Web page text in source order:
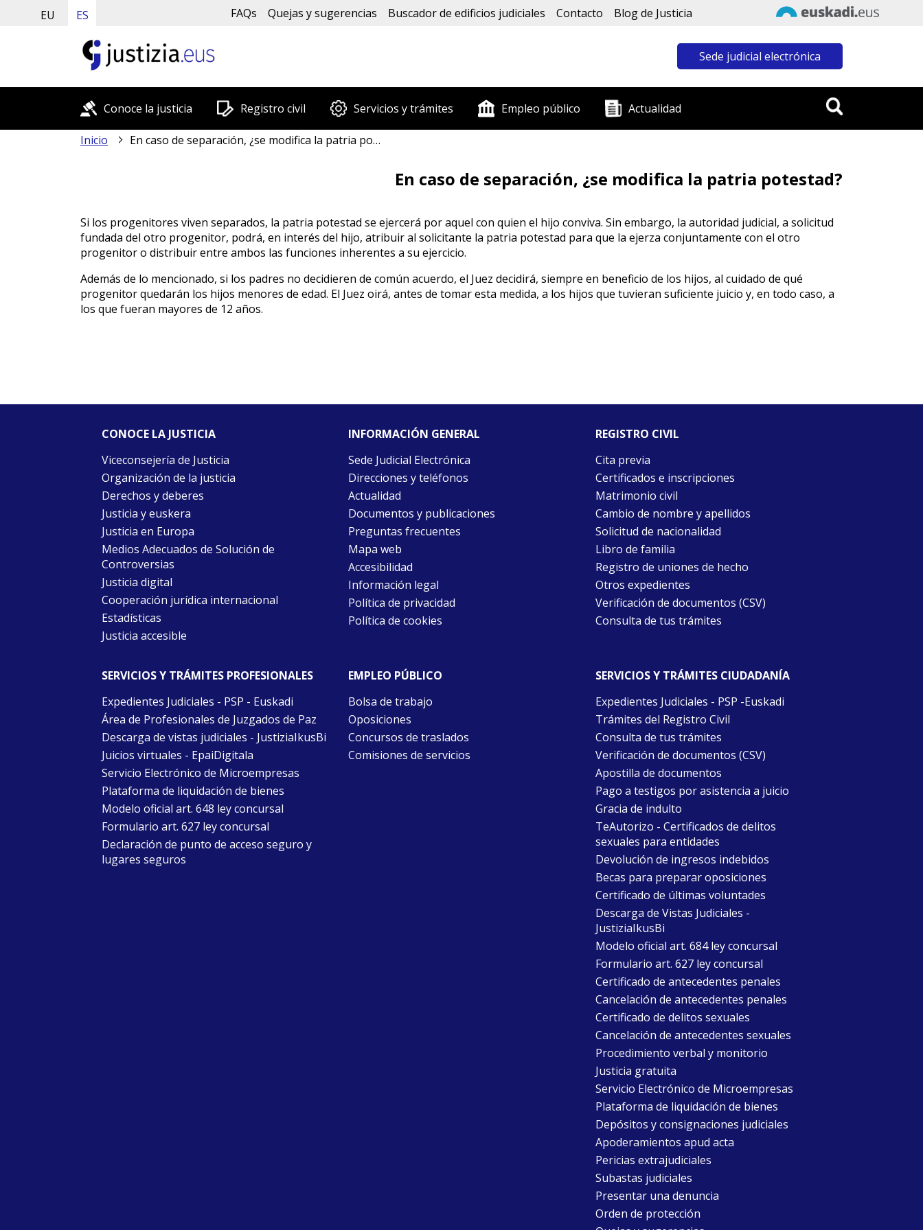
EU ES FAQs Quejas y sugerencias Buscador de edificios judiciales Contacto Blog de Justicia
Sede judicial electrónica
Conoce la justicia Registro civil Servicios y trámites Empleo público Actualidad
Inicio En caso de separación, ¿se modifica la patria potestad?
En caso de separación, ¿se modifica la patria potestad?
Si los progenitores viven separados, la patria potestad se ejercerá por aquel con quien el hijo conviva. Sin embargo, la autoridad judicial, a solicitud
fundada del otro progenitor, podrá, en interés del hijo, atribuir al solicitante la patria potestad para que la ejerza conjuntamente con el otro
progenitor o distribuir entre ambos las funciones inherentes a su ejercicio.
Además de lo mencionado, si los padres no decidieren de común acuerdo, el Juez decidirá, siempre en beneficio de los hijos, al cuidado de qué
progenitor quedarán los hijos menores de edad. El Juez oirá, antes de tomar esta medida, a los hijos que tuvieran suficiente juicio y, en todo caso, a
los que fueran mayores de 12 años.
CONOCE LA JUSTICIA
Viceconsejería de Justicia
Organización de la justicia
Derechos y deberes
Justicia y euskera
Justicia en Europa
Medios Adecuados de Solución de
Controversias
Justicia digital
Cooperación jurídica internacional
Estadísticas
Justicia accesible
INFORMACIÓN GENERAL
Sede Judicial Electrónica
Direcciones y teléfonos
Actualidad
Documentos y publicaciones
Preguntas frecuentes
Mapa web
Accesibilidad
Información legal
Política de privacidad
Política de cookies
REGISTRO CIVIL
Cita previa
Certificados e inscripciones
Matrimonio civil
Cambio de nombre y apellidos
Solicitud de nacionalidad
Libro de familia
Registro de uniones de hecho
Otros expedientes
Verificación de documentos (CSV)
Consulta de tus trámites
SERVICIOS Y TRÁMITES PROFESIONALES
Expedientes Judiciales - PSP - Euskadi
Área de Profesionales de Juzgados de Paz
Descarga de vistas judiciales - JustiziaIkusBi
Juicios virtuales - EpaiDigitala
Servicio Electrónico de Microempresas
Plataforma de liquidación de bienes
Modelo oficial art. 648 ley concursal
Formulario art. 627 ley concursal
Declaración de punto de acceso seguro y
lugares seguros
EMPLEO PÚBLICO
Bolsa de trabajo
Oposiciones
Concursos de traslados
Comisiones de servicios
SERVICIOS Y TRÁMITES CIUDADANÍA
Expedientes Judiciales - PSP -Euskadi
Trámites del Registro Civil
Consulta de tus trámites
Verificación de documentos (CSV)
Apostilla de documentos
Pago a testigos por asistencia a juicio
Gracia de indulto
TeAutorizo - Certificados de delitos
sexuales para entidades
Devolución de ingresos indebidos
Becas para preparar oposiciones
Certificado de últimas voluntades
Descarga de Vistas Judiciales -
JustiziaIkusBi
Modelo oficial art. 684 ley concursal
Formulario art. 627 ley concursal
Certificado de antecedentes penales
Cancelación de antecedentes penales
Certificado de delitos sexuales
Cancelación de antecedentes sexuales
Procedimiento verbal y monitorio
Justicia gratuita
Servicio Electrónico de Microempresas
Plataforma de liquidación de bienes
Depósitos y consignaciones judiciales
Apoderamientos apud acta
Pericias extrajudiciales
Subastas judiciales
Presentar una denuncia
Orden de protección